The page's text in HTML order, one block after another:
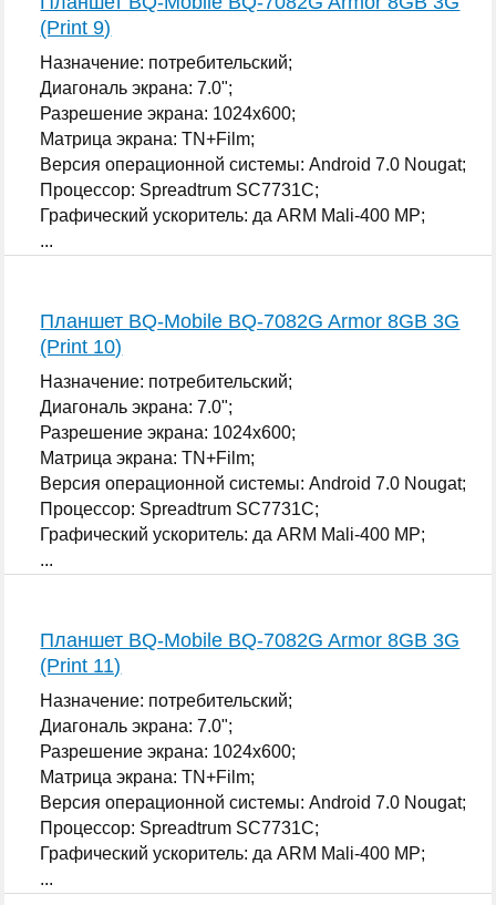
(Print 9)
Назначение: потребительский;
Диагональ экрана: 7.0";
Разрешение экрана: 1024x600;
Матрица экрана: TN+Film;
Версия операционной системы: Android 7.0 Nougat;
Процессор: Spreadtrum SC7731C;
Графический ускоритель: да ARM Mali-400 MP;
...
Планшет BQ-Mobile BQ-7082G Armor 8GB 3G
(Print 10)
Назначение: потребительский;
Диагональ экрана: 7.0";
Разрешение экрана: 1024x600;
Матрица экрана: TN+Film;
Версия операционной системы: Android 7.0 Nougat;
Процессор: Spreadtrum SC7731C;
Графический ускоритель: да ARM Mali-400 MP;
...
Планшет BQ-Mobile BQ-7082G Armor 8GB 3G
(Print 11)
Назначение: потребительский;
Диагональ экрана: 7.0";
Разрешение экрана: 1024x600;
Матрица экрана: TN+Film;
Версия операционной системы: Android 7.0 Nougat;
Процессор: Spreadtrum SC7731C;
Графический ускоритель: да ARM Mali-400 MP;
...